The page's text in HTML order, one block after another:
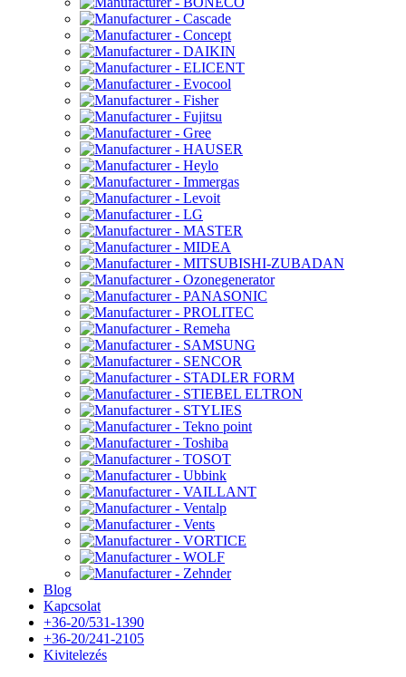
Blog
Kapcsolat
+36-20/531-1390
+36-20/241-2105
Kivitelezés